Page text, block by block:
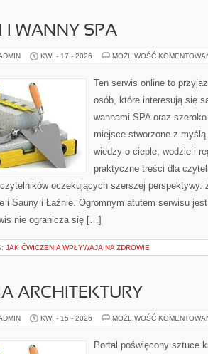
I WANNY SPA
KWI - 17 - 2026 MOŻLIWOŚĆ
Ten serwis online to
osób, które interesują się
wannami SPA oraz
miejsce stworzone z
wiedzy o cieple, wodzie i
praktyczne treści dla
oczekujących szerszej perspektywy.
i Sauny i Łaźnie. Ogromnym atutem serwisu
nie ogranicza się […]
JAK ĆWICZENIA WPŁYWAJĄ NA ZDROWIE
ARCHITEKTURY
KWI - 15 - 2026 MOŻLIWOŚĆ
Portal poświęcony sztuce